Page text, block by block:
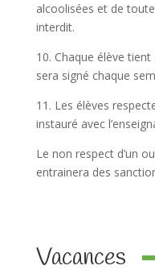
alcoolisées et de
interdit.
10. Chaque élève
sera signé chaque
11. Les élèves
instauré avec
Le non respect d’un
entrainera des
Vacances